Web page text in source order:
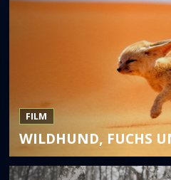
FILM
WILDHUND, FUCHS